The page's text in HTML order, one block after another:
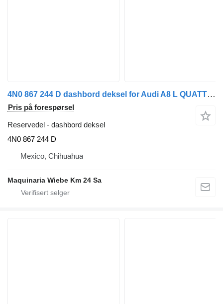
4N0 867 244 D dashbord deksel for Audi A8 L QUATTRO 55 TFSI bil
Pris på forespørsel
Reservedel - dashbord deksel
4N0 867 244 D
Mexico, Chihuahua
Maquinaria Wiebe Km 24 Sa